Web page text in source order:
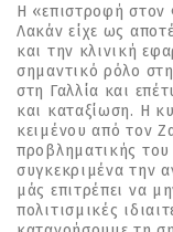
Η «επιστροφή στον
Λακάν είχε ως
και την κλινική
σημαντικό ρόλο
στη Γαλλία και
και καταξίωση. Η
κειμένου από τον
προβληματικής
συγκεκριμένα την
μάς επιτρέπει να
πολιτισμικές